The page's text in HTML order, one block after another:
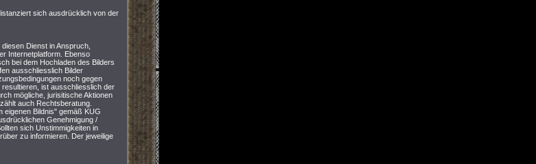
sich ausdrücklich von der
Dienst in Anspruch,
Internetplatform. Ebenso
bei dem Hochladen des Bilders
ausschliesslich Bilder
noch gegen
ist ausschliesslich der
mögliche, jurisitische Aktionen
auch Rechtsberatung.
eigenen Bildnis" gemäß KUG
Genehmigung /
sich Unstimmigkeiten in
zu informieren. Der jeweilige